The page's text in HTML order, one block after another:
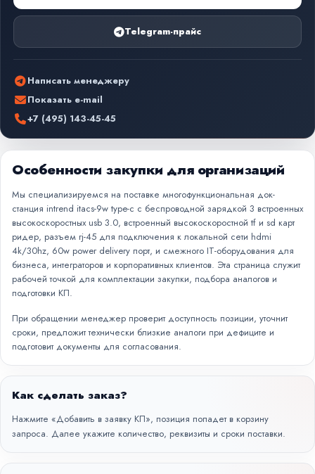
Telegram-прайс
Написать менеджеру
Показать e-mail
+7 (495) 143-45-45
Особенности закупки для организаций
Мы специализируемся на поставке многофункциональная док-
станция intrend itacs-9w type-c с беспроводной зарядкой 3 встроенных
высокоскоростных usb 3.0, встроенный высокоскоростной tf и sd карт
ридер, разъем rj-45 для подключения к локальной сети hdmi
4k/30hz, 60w power delivery порт, и смежного IT-оборудования для
бизнеса, интеграторов и корпоративных клиентов. Эта страница служит
рабочей точкой для комплектации закупки, подбора аналогов и
подготовки КП.
При обращении менеджер проверит доступность позиции, уточнит
сроки, предложит технически близкие аналоги при дефиците и
подготовит документы для согласования.
Как сделать заказ?
Нажмите «Добавить в заявку КП», позиция попадет в корзину
запроса. Далее укажите количество, реквизиты и сроки поставки.